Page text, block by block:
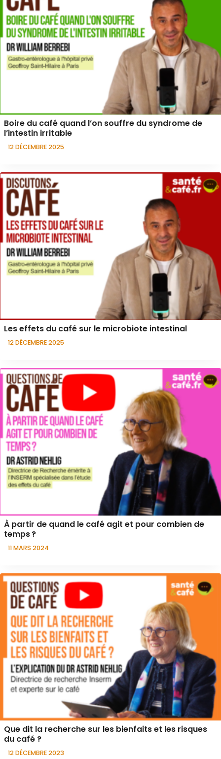
Boire du café quand l’on souffre du syndrome de
l’intestin irritable
12 DÉCEMBRE 2025
Les effets du café sur le microbiote intestinal
12 DÉCEMBRE 2025
À partir de quand le café agit et pour combien de
temps ?
11 MARS 2024
Que dit la recherche sur les bienfaits et les risques
du café ?
12 DÉCEMBRE 2023